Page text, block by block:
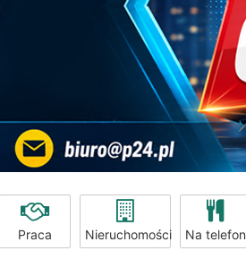
Praca Nieruchomości Na telefon